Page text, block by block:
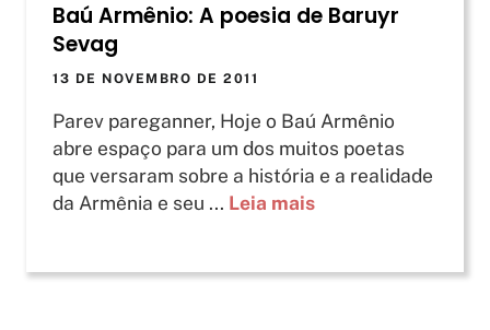
Baú Armênio: A poesia de Baruyr
Sevag
13 DE NOVEMBRO DE 2011
Parev pareganner, Hoje o Baú Armênio
abre espaço para um dos muitos poetas
que versaram sobre a história e a realidade
da Armênia e seu ... Leia mais